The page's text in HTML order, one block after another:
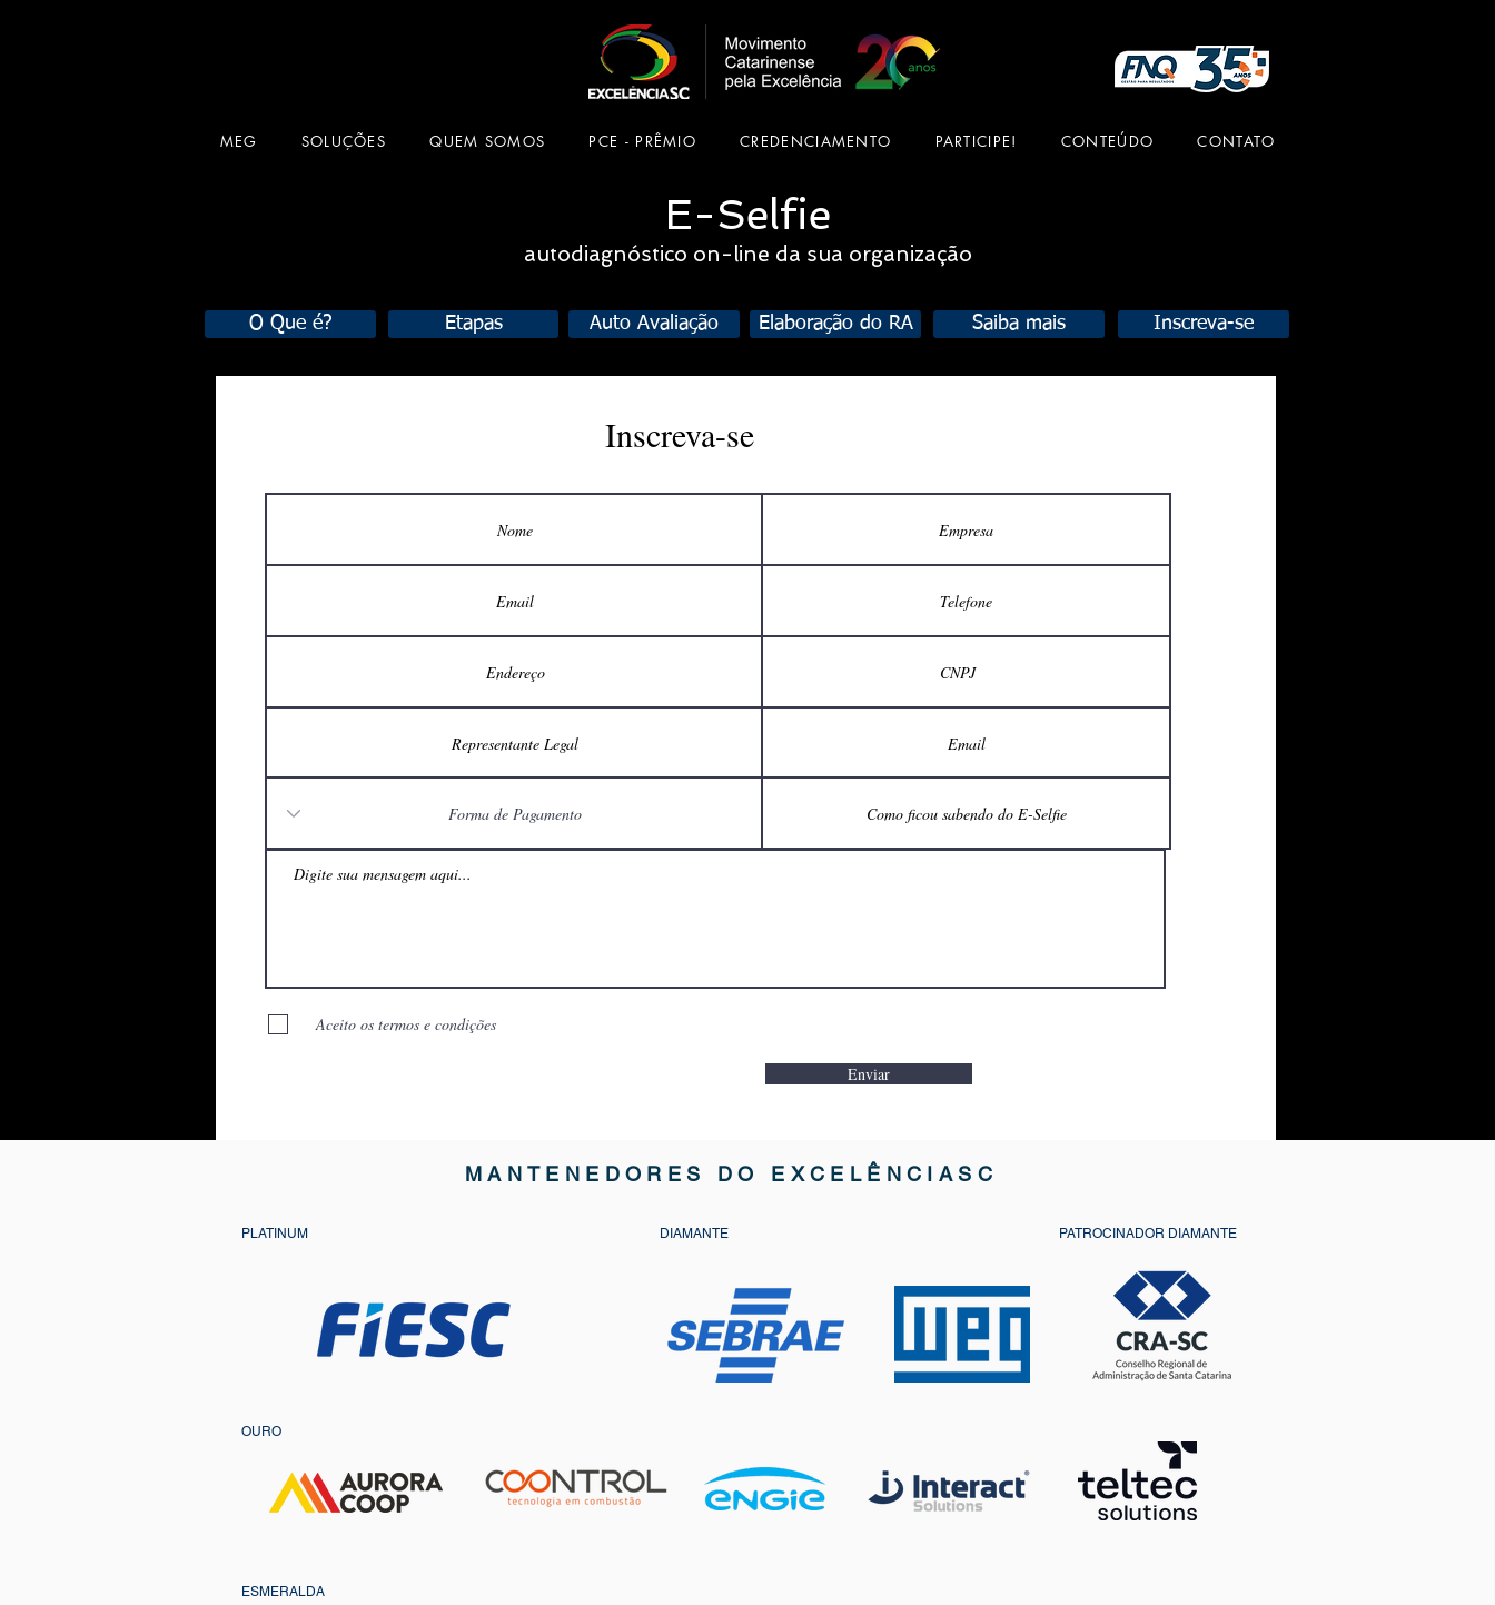
MEG SOLUÇÕES QUEM SOMOS PCE - PRÊMIO CREDENCIAMENTO PARTICIPE! CONTEÚDO CONTATO
E-Selfie
autodiagnóstico on-line da sua organização
O Que é? Etapas Auto Avaliação Elaboração do RA Saiba mais Inscreva-se
Inscreva-se
Aceito os termos e condições
Enviar
MANTENEDORES DO EXCELÊNCIASC
PLATINUM DIAMANTE PATROCINADOR DIAMANTE
OURO
ESMERALDA